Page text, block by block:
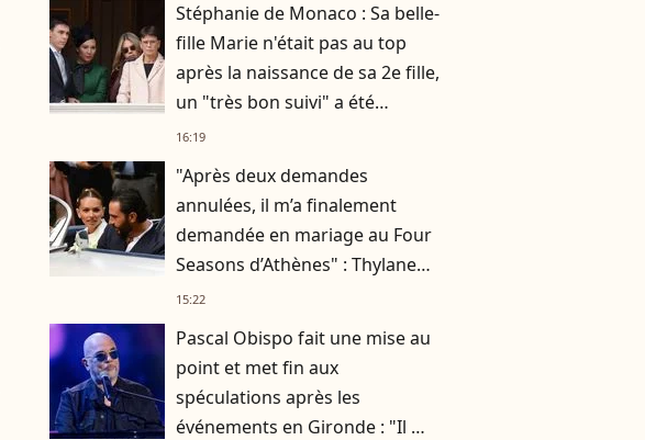
Stéphanie de Monaco : Sa belle-
fille Marie n'était pas au top
après la naissance de sa 2e fille,
un "très bon suivi" a été
nécessaire
16:19
"Après deux demandes
annulées, il m’a finalement
demandée en mariage au Four
Seasons d’Athènes" : Thylane
Blondeau raconte ses
15:22
Pascal Obispo fait une mise au
point et met fin aux
spéculations après les
événements en Gironde : "Il me